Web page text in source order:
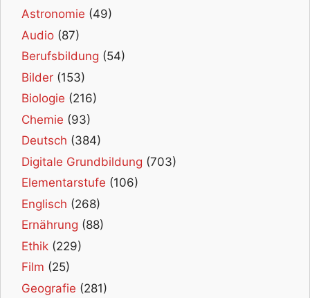
Astronomie (49)
Audio (87)
Berufsbildung (54)
Bilder (153)
Biologie (216)
Chemie (93)
Deutsch (384)
Digitale Grundbildung (703)
Elementarstufe (106)
Englisch (268)
Ernährung (88)
Ethik (229)
Film (25)
Geografie (281)